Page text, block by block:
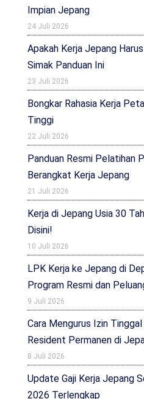
Impian Jepang
24 Juli 2026
Apakah Kerja Jepang
Simak Panduan Ini
23 Juli 2026
Bongkar Rahasia Kerja
Tinggi
22 Juli 2026
Panduan Resmi Pelatihan
Berangkat Kerja Jepang
21 Juli 2026
Kerja di Jepang Usia 30
Disini!
10 Juli 2026
LPK Kerja ke Jepang di
Program Resmi dan
9 Juli 2026
Cara Mengurus Izin
Resident Permanen di
8 Juli 2026
Update Gaji Kerja Jepang
2026 Terlengkap